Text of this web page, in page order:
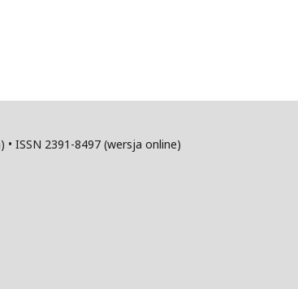
• ISSN 2391-8497 (wersja online)